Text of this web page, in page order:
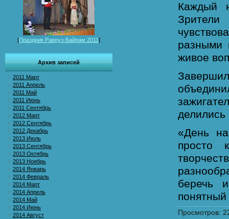
[Праздник Равруз-Байрам 2011]
Архив записей
2011 Март
2011 Апрель
2011 Май
2011 Июнь
2011 Сентябрь
2012 Март
2012 Сентябрь
2012 Декабрь
2013 Июль
2013 Сентябрь
2013 Октябрь
2013 Ноябрь
2014 Январь
2014 Февраль
2014 Март
2014 Апрель
2014 Май
2014 Июнь
2014 Август
Каждый
Зрители
разными
живое
делились
«День
просто
беречь
Просмотров: